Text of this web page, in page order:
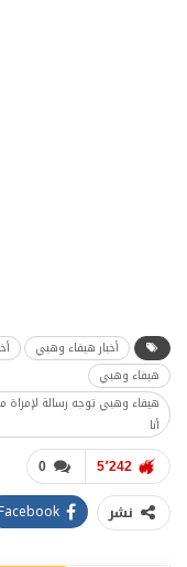
أخبار هيفاء وهبي
هيفاء وهبي
هيفاء وهبي توجه رسالة
أنا
0 5٬242
نشر